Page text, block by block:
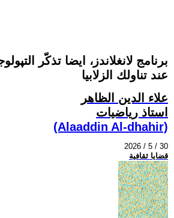
برنامج لانغلاندز، ايضا تذكّر
عند تناولك الزلابيا
علاء الدين الظاهر
استاذ رياضيات
(Alaaddin Al-dhahir)
2026 / 5 / 30
قضايا ثقافية